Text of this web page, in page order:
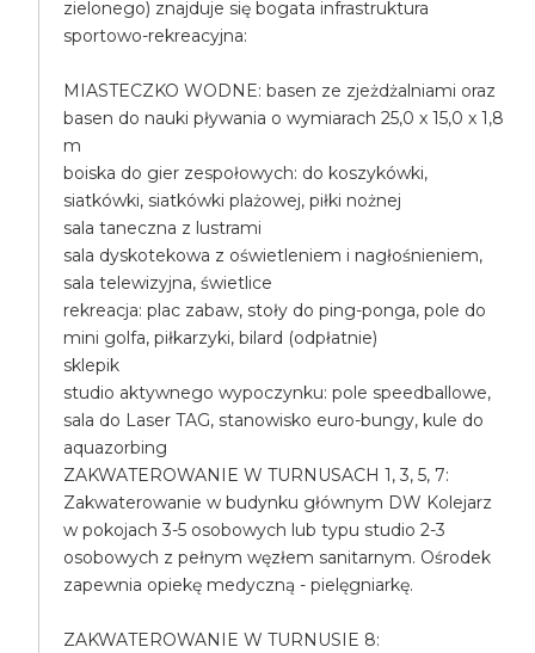
zielonego) znajduje się bogata infrastruktura
sportowo-rekreacyjna:
MIASTECZKO WODNE: basen ze zjeżdżalniami oraz
basen do nauki pływania o wymiarach 25,0 x 15,0 x 1,8
m
boiska do gier zespołowych: do koszykówki,
siatkówki, siatkówki plażowej, piłki nożnej
sala taneczna z lustrami
sala dyskotekowa z oświetleniem i nagłośnieniem,
sala telewizyjna, świetlice
rekreacja: plac zabaw, stoły do ping-ponga, pole do
mini golfa, piłkarzyki, bilard (odpłatnie)
sklepik
studio aktywnego wypoczynku: pole speedballowe,
sala do Laser TAG, stanowisko euro-bungy, kule do
aquazorbing
ZAKWATEROWANIE W TURNUSACH 1, 3, 5, 7:
Zakwaterowanie w budynku głównym DW Kolejarz
w pokojach 3-5 osobowych lub typu studio 2-3
osobowych z pełnym węzłem sanitarnym. Ośrodek
zapewnia opiekę medyczną - pielęgniarkę.
ZAKWATEROWANIE W TURNUSIE 8: